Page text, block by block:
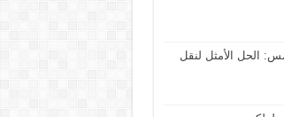
الحل الأمثل لنقل